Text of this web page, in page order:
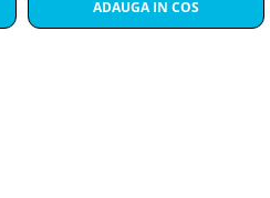
ADAUGA IN COS